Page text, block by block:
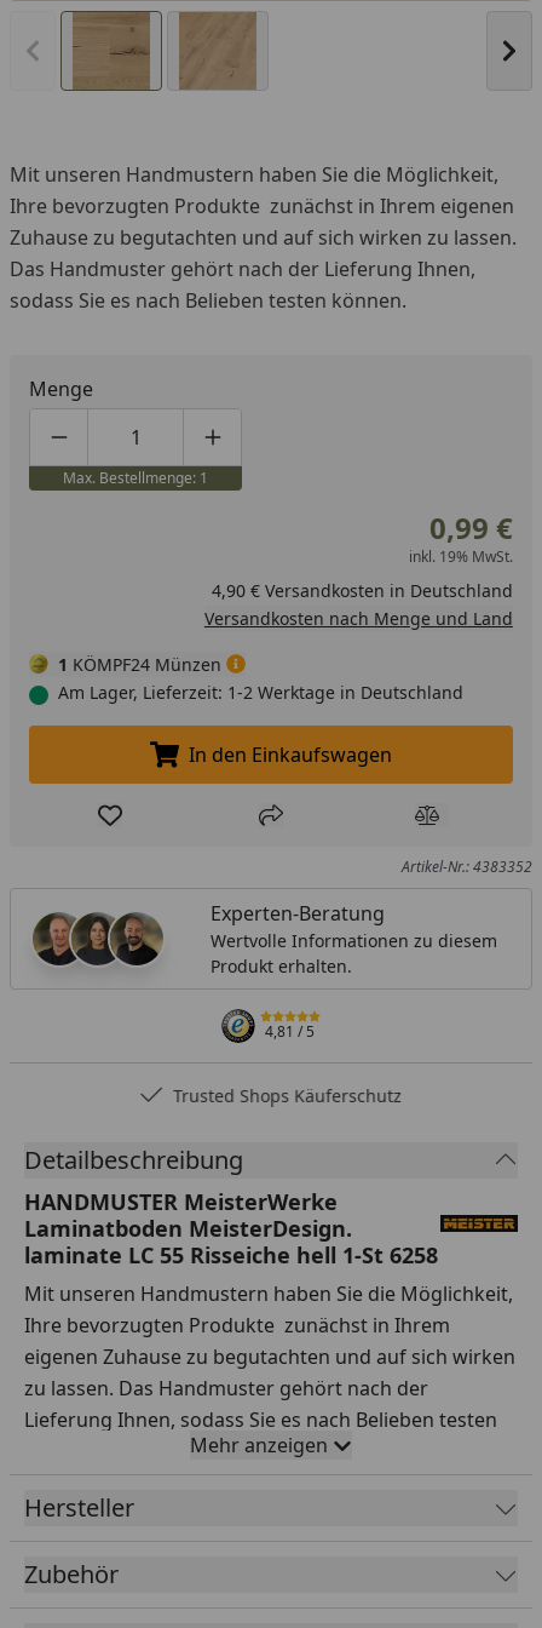
Vorheriges Bild anzeigen
Mit unseren Handmustern haben Sie die Möglichkeit,
Ihre bevorzugten Produkte zunächst in Ihrem eigenen
Zuhause zu begutachten und auf sich wirken zu lassen.
Das Handmuster gehört nach der Lieferung Ihnen,
sodass Sie es nach Belieben testen können.
Menge
Produktmenge um eins verringern
Produktmenge manuell eingeben
Produktmenge um eins erhöhen
Max. Bestellmenge: 1
0,99 €
inkl. 19% MwSt.
4,90 € Versandkosten in Deutschland
Versandkosten nach Menge und Land
1 KÖMPF24 Münzen
Am Lager, Lieferzeit: 1-2 Werktage in Deutschland
In den Einkaufswagen legen
In den Einkaufswagen
Produkt zur Wunschliste hinzufügen
Teilen Produkt
Artikel-Nr.: 4383352
Experten-Beratung
Wertvolle Informationen zu diesem
Produkt erhalten.
4,81/ 5
Trusted Shops Käuferschutz
Detailbeschreibung
HANDMUSTER MeisterWerke
Laminatboden MeisterDesign.
laminate LC 55 Risseiche hell 1-St 6258
Mit unseren Handmustern haben Sie die Möglichkeit,
Ihre bevorzugten Produkte zunächst in Ihrem
eigenen Zuhause zu begutachten und auf sich wirken
zu lassen. Das Handmuster gehört nach der
Lieferung Ihnen, sodass Sie es nach Belieben testen
Ihre Vorteile auf einen Blick:
verschiedener Sortimente, Hersteller, Preisklassen
und Qualitäten ausgiebig.
Mehr anzeigen
Hersteller
Zubehör